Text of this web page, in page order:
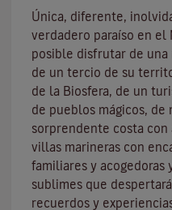
Única, diferente,
verdadero paraíso en el
posible disfrutar de una
de un tercio de su
de la Biosfera, de un
de pueblos mágicos, de
sorprendente costa
villas marineras con
familiares y acogedoras
sublimes que
recuerdos y